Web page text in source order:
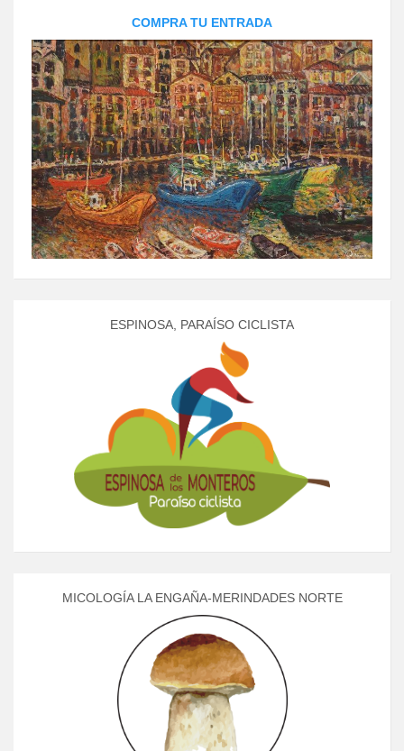
COMPRA TU ENTRADA
ESPINOSA, PARAÍSO CICLISTA
MICOLOGÍA LA ENGAÑA-MERINDADES NORTE